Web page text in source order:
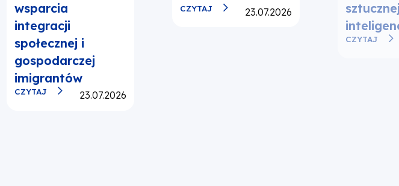
wsparcia
integracji
społecznej i
gospodarczej
imigrantów
CZYTAJ Opublikowano:
23.07.2026
CZYTAJ Opublikowano:
23.07.2026
CZYTAJ